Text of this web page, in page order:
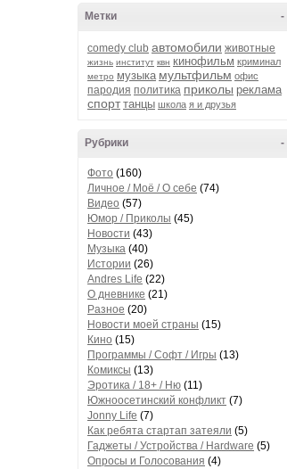
-
Метки
comedy club автомобили животные
жизнь институт квн кинофильм криминал
метро музыка мультфильм офис
пародия политика приколы реклама
спорт танцы школа я и друзья
-
Рубрики
Фото (160)
Личное / Моё / О себе (74)
Видео (57)
Юмор / Приколы (45)
Новости (43)
Музыка (40)
Истории (26)
Andres Life (22)
О дневнике (21)
Разное (20)
Новости моей страны (15)
Кино (15)
Программы / Софт / Игры (13)
Комиксы (13)
Эротика / 18+ / Ню (11)
Южноосетинский конфликт (7)
Jonny Life (7)
Как ребята стартап затеяли (5)
Гаджеты / Устройства / Hardware (5)
Опросы и Голосования (4)